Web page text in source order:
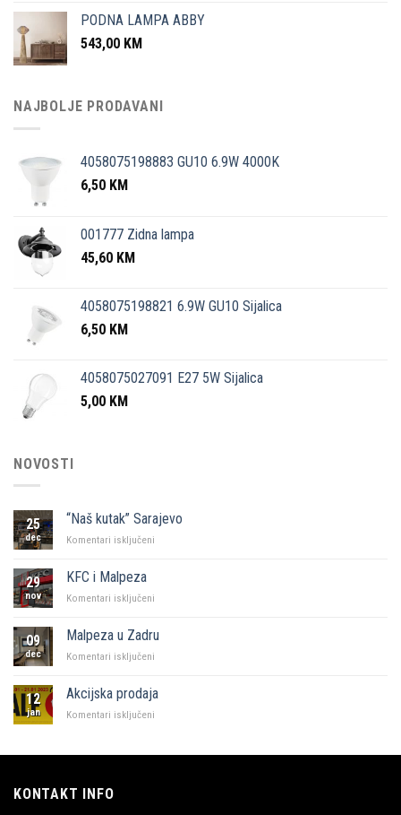
PODNA LAMPA ABBY
543,00 KM
NAJBOLJE PRODAVANI
4058075198883 GU10 6.9W 4000K
6,50 KM
001777 Zidna lampa
45,60 KM
4058075198821 6.9W GU10 Sijalica
6,50 KM
4058075027091 E27 5W Sijalica
5,00 KM
NOVOSTI
25
dec
“Naš kutak” Sarajevo
Komentari isključeni
29
nov
KFC i Malpeza
Komentari isključeni
Malpeza
09
dec
Malpeza u Zadru
Komentari isključeni
Zadru
12
jan
Akcijska prodaja
Komentari isključeni
KONTAKT INFO